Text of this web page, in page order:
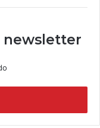
newsletter